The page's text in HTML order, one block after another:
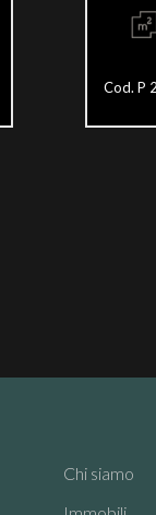
Cod. P
Chi siamo